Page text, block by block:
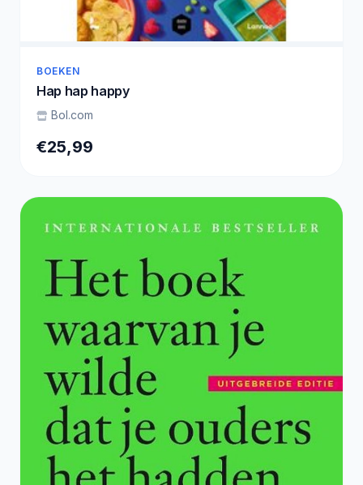
BOEKEN
Hap hap happy
Bol.com
€25,99